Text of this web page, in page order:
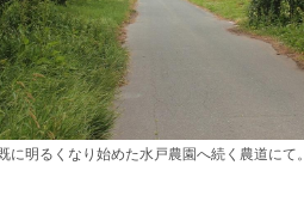
に明るくなり始めた水戸農園へ続く農道にて。